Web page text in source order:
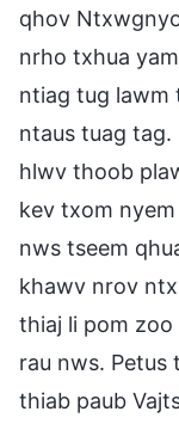
qhov
nrho txhua
ntiag tug lawm
ntaus tuag tag.
hlwv thoob
kev txom
nws tseem
khawv nrov
thiaj li pom
rau nws. Petus
thiab paub